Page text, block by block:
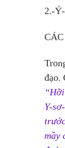
2.-
đạo.
Y-
mầy